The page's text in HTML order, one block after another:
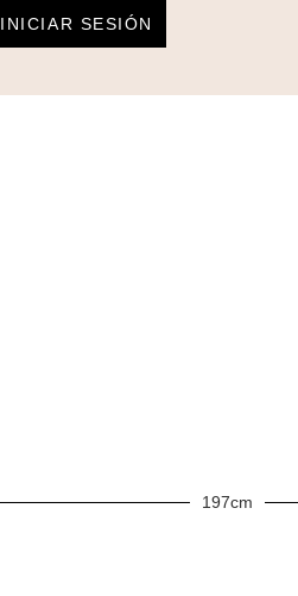
INICIAR SESIÓN
197cm